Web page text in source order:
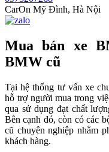
CarOn Mỹ Đình, Hà Nội
Mua bán xe
BMW cũ
Tại hệ thống tư vấn xe
hỗ trợ người mua trong
qua sử dụng đạt chất
Bên cạnh đó, còn có các
cũ chuyên nghiệp nhằm
khách hàng.